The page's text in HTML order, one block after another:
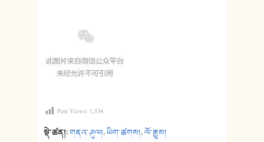
Post Views: 1,534
སྡེ་ཚན།:གནའ་ཤུལ།,ཡིག་ཚགས།,ལོ་རྒྱུས།